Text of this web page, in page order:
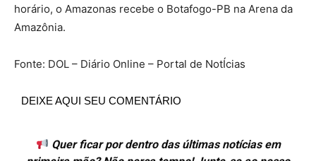
horário, o Amazonas recebe o Botafogo-PB na Arena da
Amazônia.
Fonte: DOL – Diário Online – Portal de NotÍcias
DEIXE AQUI SEU COMENTÁRIO
Quer ficar por dentro das últimas notícias em